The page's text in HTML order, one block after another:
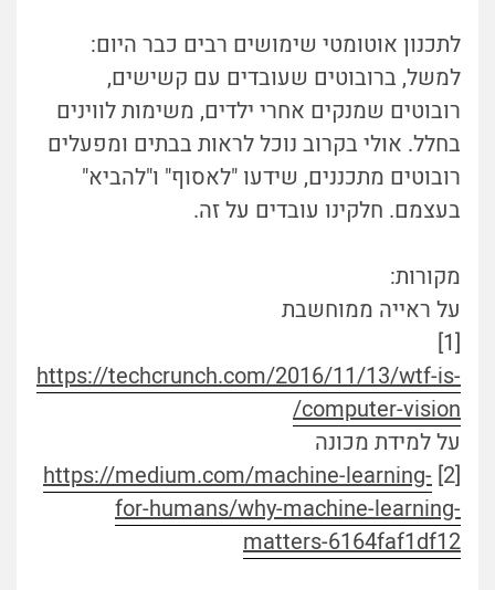
לתכנון אוטומטי שימושים רבים כבר היום:
למשל, ברובוטים שעובדים עם קשישים,
רובוטים שמנקים אחרי ילדים, משימות לווינים
בחלל. אולי בקרוב נוכל לראות בבתים ומפעלים
רובוטים מתכננים, שידעו "לאסוף" ו"להביא"
בעצמם. חלקינו עובדים על זה.
מקורות:
על ראייה ממוחשבת
[1]
https://techcrunch.com/2016/11/13/wtf-is-
computer-vision/
על למידת מכונה
[2]
https://medium.com/machine-learning-
for-humans/why-machine-learning-
matters-6164faf1df12